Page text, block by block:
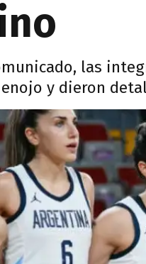
las
y dieron